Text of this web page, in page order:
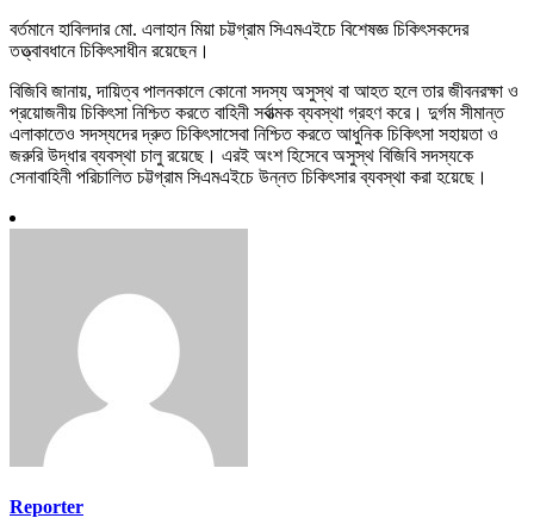
বর্তমানে হাবিলদার মো. এলাহান মিয়া চট্টগ্রাম সিএমএইচে বিশেষজ্ঞ চিকিৎসকদের
তত্ত্বাবধানে চিকিৎসাধীন রয়েছেন।
বিজিবি জানায়, দায়িত্ব পালনকালে কোনো সদস্য অসুস্থ বা আহত হলে তার জীবনরক্ষা ও
প্রয়োজনীয় চিকিৎসা নিশ্চিত করতে বাহিনী সর্বাত্মক ব্যবস্থা গ্রহণ করে। দুর্গম সীমান্ত
এলাকাতেও সদস্যদের দ্রুত চিকিৎসাসেবা নিশ্চিত করতে আধুনিক চিকিৎসা সহায়তা ও
জরুরি উদ্ধার ব্যবস্থা চালু রয়েছে। এরই অংশ হিসেবে অসুস্থ বিজিবি সদস্যকে
সেনাবাহিনী পরিচালিত চট্টগ্রাম সিএমএইচে উন্নত চিকিৎসার ব্যবস্থা করা হয়েছে।
Reporter